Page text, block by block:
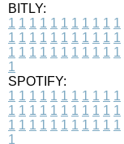
BITLY:
1 1 1 1 1 1 1 1 1 1 1
1 1 1 1 1 1 1 1 1 1 1
1 1 1 1 1 1 1 1 1 1 1
1
SPOTIFY:
1 1 1 1 1 1 1 1 1 1 1
1 1 1 1 1 1 1 1 1 1 1
1 1 1 1 1 1 1 1 1 1 1
1